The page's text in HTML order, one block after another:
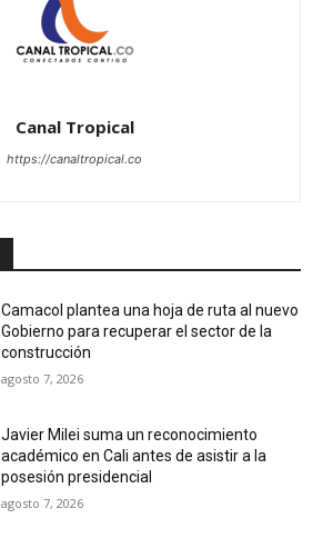
Canal Tropical
https://canaltropical.co
Camacol plantea una hoja de ruta al nuevo
Gobierno para recuperar el sector de la
construcción
agosto 7, 2026
Javier Milei suma un reconocimiento
académico en Cali antes de asistir a la
posesión presidencial
agosto 7, 2026